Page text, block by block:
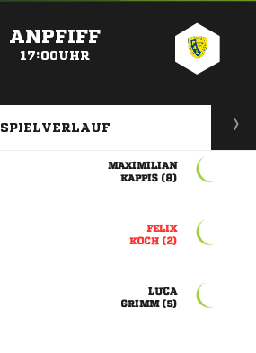
ANPFIFF
17:00UHR
SPIELVERLAUF

 

 

 